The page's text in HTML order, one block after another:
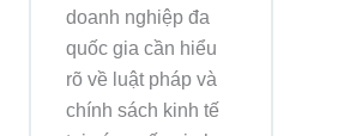
doanh nghiệp đa
quốc gia cần hiểu
rõ về luật pháp và
chính sách kinh tế